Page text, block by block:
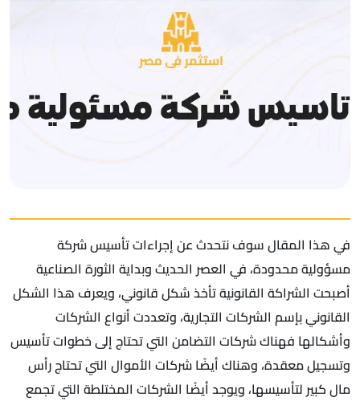
في هذا المقال سوف نتحدث عن إجراءات تأسيس شركة
مسؤولية محدودة، في العصر الحديث وبداية الثورة الصناعية
أصبحت الشراكة القانونية تأخذ شكل قانوني، ويعرف هذا الشكل
القانوني بإسم الشركات التجارية، وتعددت أنواع الشركات
وأشكالها فهناك شركات التضامن التي تحتاج إلى خطوات تأسيس
وتسجيل معقدة، وهناك أيضًا شركات الأموال التي تحتاج رأس
مال كبير لتأسيسها، ويوجد أيضًا الشركات المختلطة التي تجمع